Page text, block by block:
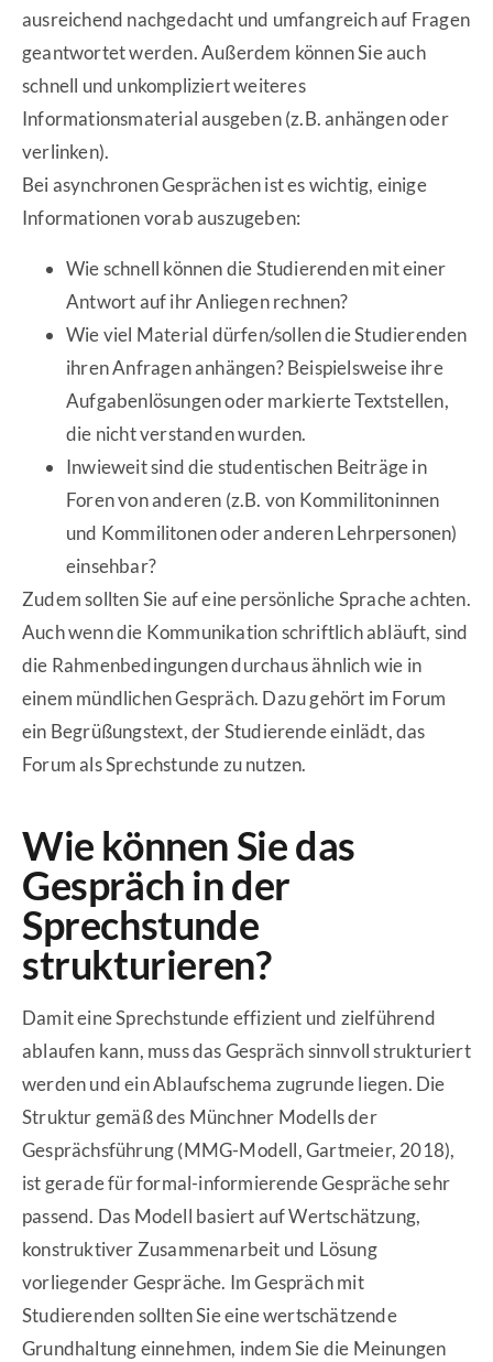
ausreichend nachgedacht und umfangreich auf Fragen
geantwortet werden. Außerdem können Sie auch
schnell und unkompliziert weiteres
Informationsmaterial ausgeben (z.B. anhängen oder
verlinken).
Bei asynchronen Gesprächen ist es wichtig, einige
Informationen vorab auszugeben:
Wie schnell können die Studierenden mit einer
Antwort auf ihr Anliegen rechnen?
Wie viel Material dürfen/sollen die Studierenden
ihren Anfragen anhängen? Beispielsweise ihre
Aufgabenlösungen oder markierte Textstellen,
die nicht verstanden wurden.
Inwieweit sind die studentischen Beiträge in
Foren von anderen (z.B. von Kommilitoninnen
und Kommilitonen oder anderen Lehrpersonen)
einsehbar?
Zudem sollten Sie auf eine persönliche Sprache achten.
Auch wenn die Kommunikation schriftlich abläuft, sind
die Rahmenbedingungen durchaus ähnlich wie in
einem mündlichen Gespräch. Dazu gehört im Forum
ein Begrüßungstext, der Studierende einlädt, das
Forum als Sprechstunde zu nutzen.
Wie können Sie das
Gespräch in der
Sprechstunde
strukturieren?
Damit eine Sprechstunde effizient und zielführend
ablaufen kann, muss das Gespräch sinnvoll strukturiert
werden und ein Ablaufschema zugrunde liegen. Die
Struktur gemäß des Münchner Modells der
Gesprächsführung (MMG-Modell, Gartmeier, 2018),
ist gerade für formal-informierende Gespräche sehr
passend. Das Modell basiert auf Wertschätzung,
konstruktiver Zusammenarbeit und Lösung
vorliegender Gespräche. Im Gespräch mit
Studierenden sollten Sie eine wertschätzende
Grundhaltung einnehmen, indem Sie die Meinungen